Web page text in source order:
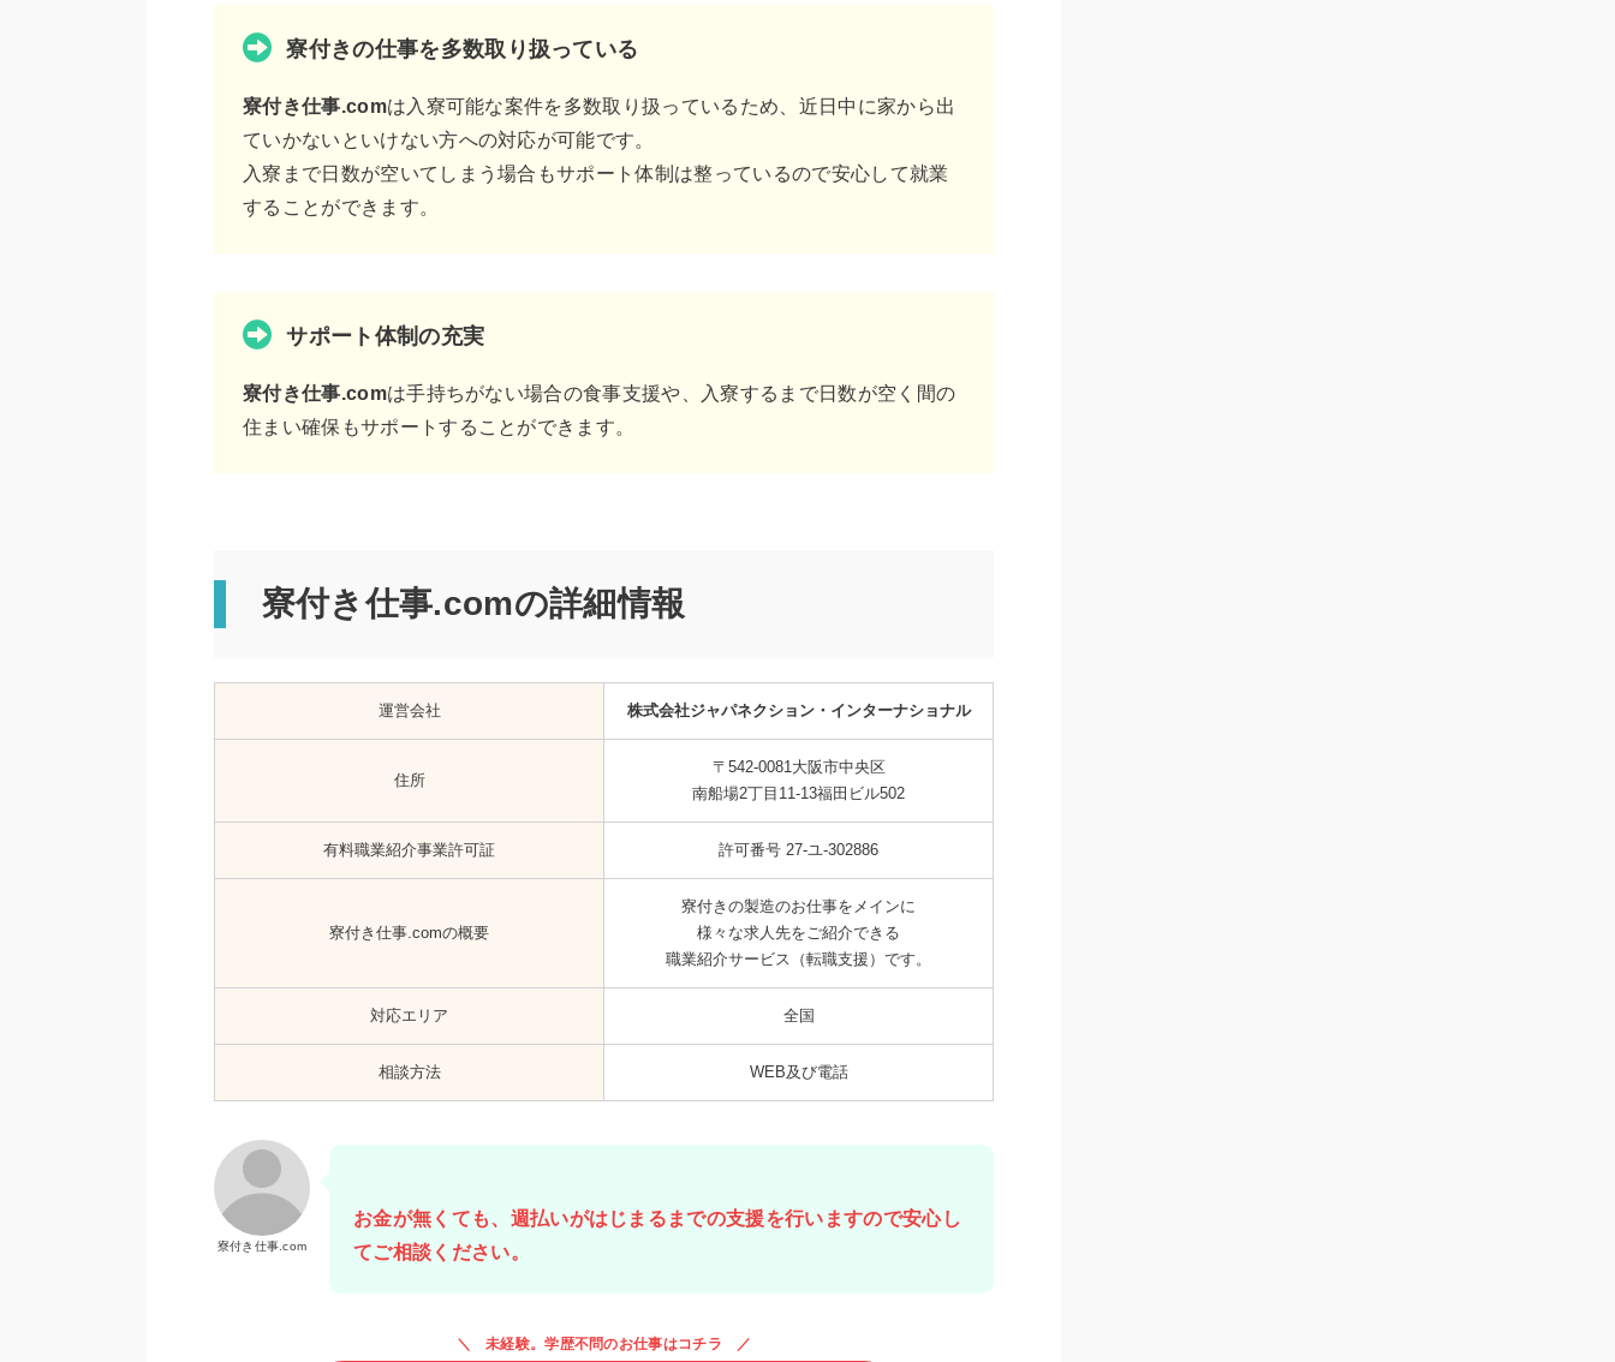
寮付きの仕事を多数取り扱っている
寮付き仕事.comは入寮可能な案件を多数取り扱っているため、近日中に家から出
ていかないといけない方への対応が可能です。
入寮まで日数が空いてしまう場合もサポート体制は整っているので安心して就業
することができます。
サポート体制の充実
寮付き仕事.comは手持ちがない場合の食事支援や、入寮するまで日数が空く間の
住まい確保もサポートすることができます。
寮付き仕事.comの詳細情報
運営会社 株式会社ジャパネクション・インターナショナル
住所
〒542-0081大阪市中央区
南船場2丁目11-13福田ビル502
有料職業紹介事業許可証 許可番号 27-ユ-302886
寮付き仕事.comの概要
寮付きの製造のお仕事をメインに
様々な求人先をご紹介できる
職業紹介サービス（転職支援）です。
対応エリア 全国
相談方法 WEB及び電話
寮付き仕事.com
お金が無くても、週払いがはじまるまでの支援を行いますので安心し
てご相談ください。
未経験。学歴不問のお仕事はコチラ